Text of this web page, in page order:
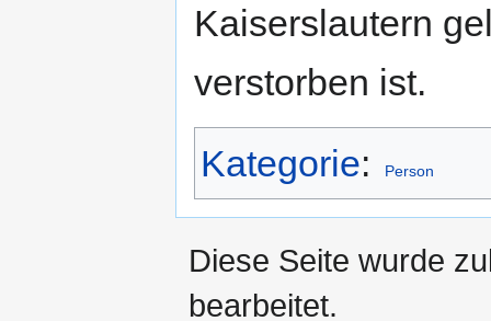
Kaiserslautern
verstorben ist.
Kategorie: Person
Diese Seite wurde
bearbeitet.